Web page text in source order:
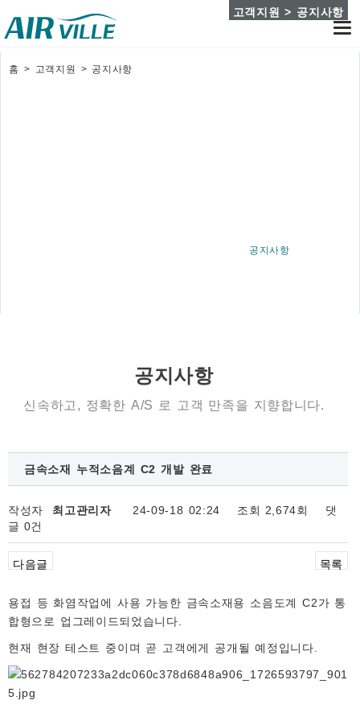
홈 > 고객지원 > 공지사항
공지사항
공지사항
신속하고, 정확한 A/S 로 고객 만족을 지향합니다.
고객지원 > 공지사항
금속소재 누적소음계 C2 개발 완료
작성자 최고관리자 24-09-18 02:24 조회 2,674회
댓
글 0건
다음글 목록
용접 등 화염작업에 사용 가능한 금속소재용 소음도계 C2가 통
합형으로 업그레이드되었습니다.
현재 현장 테스트 중이며 곧 고객에게 공개될 예정입니다.